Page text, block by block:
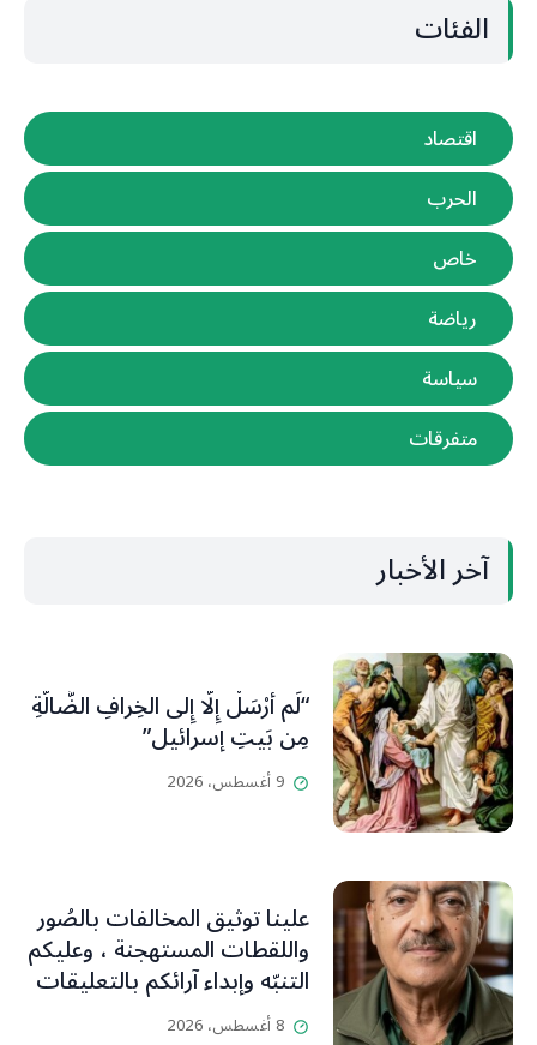
الفئات
اقتصاد
الحرب
خاص
رياضة
سياسة
متفرقات
آخر الأخبار
“لَم أُرْسَلْ إِلَّا إِلى الخِرافِ الضَّالَّةِ
مِن بَيتِ إسرائيل”
9 أغسطس، 2026
علينا توثيق المخالفات بالصُور
واللقطات المستهجنة ، وعليكم
التنبّه وإبداء آرائكم بالتعليقات
(جورج صبّاغ)
8 أغسطس، 2026